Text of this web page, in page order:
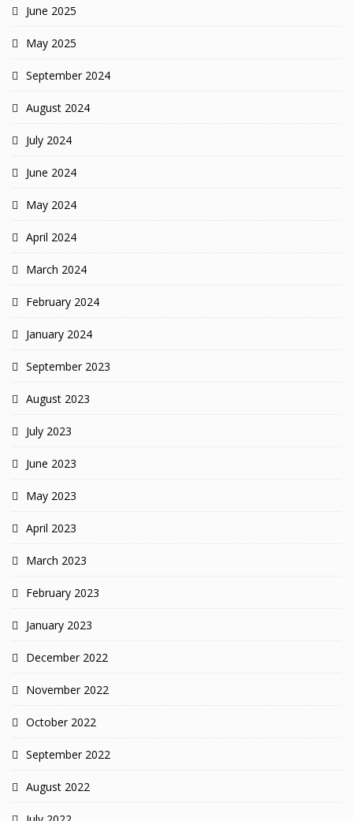
June 2025
May 2025
September 2024
August 2024
July 2024
June 2024
May 2024
April 2024
March 2024
February 2024
January 2024
September 2023
August 2023
July 2023
June 2023
May 2023
April 2023
March 2023
February 2023
January 2023
December 2022
November 2022
October 2022
September 2022
August 2022